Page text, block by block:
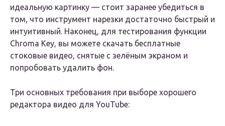
идеальную картинку — стоит заранее убедиться в
том, что инструмент нарезки достаточно быстрый и
интуитивный. Наконец, для тестирования функции
Chroma Key, вы можете скачать бесплатные
стоковые видео, снятые с зелёным экраном и
попробовать удалить фон.
Три основных требования при выборе хорошего
редактора видео для YouTube: